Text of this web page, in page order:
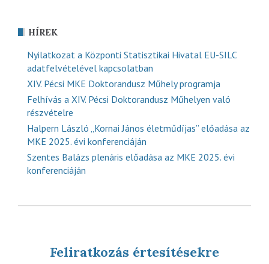
HÍREK
Nyilatkozat a Központi Statisztikai Hivatal EU-SILC
adatfelvételével kapcsolatban
XIV. Pécsi MKE Doktorandusz Műhely programja
Felhívás a XIV. Pécsi Doktorandusz Műhelyen való
részvételre
Halpern László „Kornai János életműdíjas” előadása az
MKE 2025. évi konferenciáján
Szentes Balázs plenáris előadása az MKE 2025. évi
konferenciáján
Feliratkozás értesítésekre